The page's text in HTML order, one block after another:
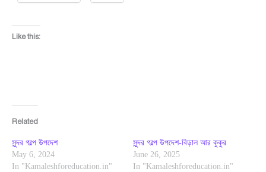
Like this:
Related
সুন্দর গল্পে উপদেশ
May 6, 2024
In "Kamaleshforeducation.in"
সুন্দর গল্পে উপদেশ-বিড়াল আর কুকুর
June 26, 2025
In "Kamaleshforeducation.in"